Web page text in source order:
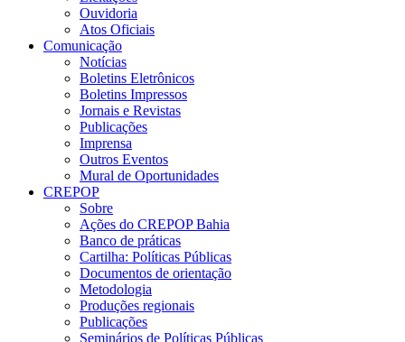
Ouvidoria
Atos Oficiais
Comunicação
Notícias
Boletins Eletrônicos
Boletins Impressos
Jornais e Revistas
Publicações
Imprensa
Outros Eventos
Mural de Oportunidades
CREPOP
Sobre
Ações do CREPOP Bahia
Banco de práticas
Cartilha: Políticas Públicas
Documentos de orientação
Metodologia
Produções regionais
Publicações
Seminários de Políticas Públicas